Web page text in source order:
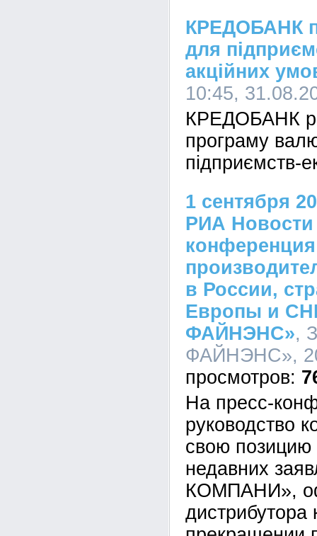
КРЕДОБАНК
для
акційних
10:45,
КРЕДОБАНК
програму
підприємств-
1 сентября
РИА Новости
в России,
Европы и
ФАЙНЭНС»,
ФАЙНЭНС»,
На пресс-
руководство
свою позицию
недавних
КОМПАНИ»,